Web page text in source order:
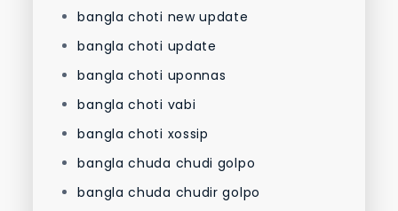
bangla choti new update
bangla choti update
bangla choti uponnas
bangla choti vabi
bangla choti xossip
bangla chuda chudi golpo
bangla chuda chudir golpo